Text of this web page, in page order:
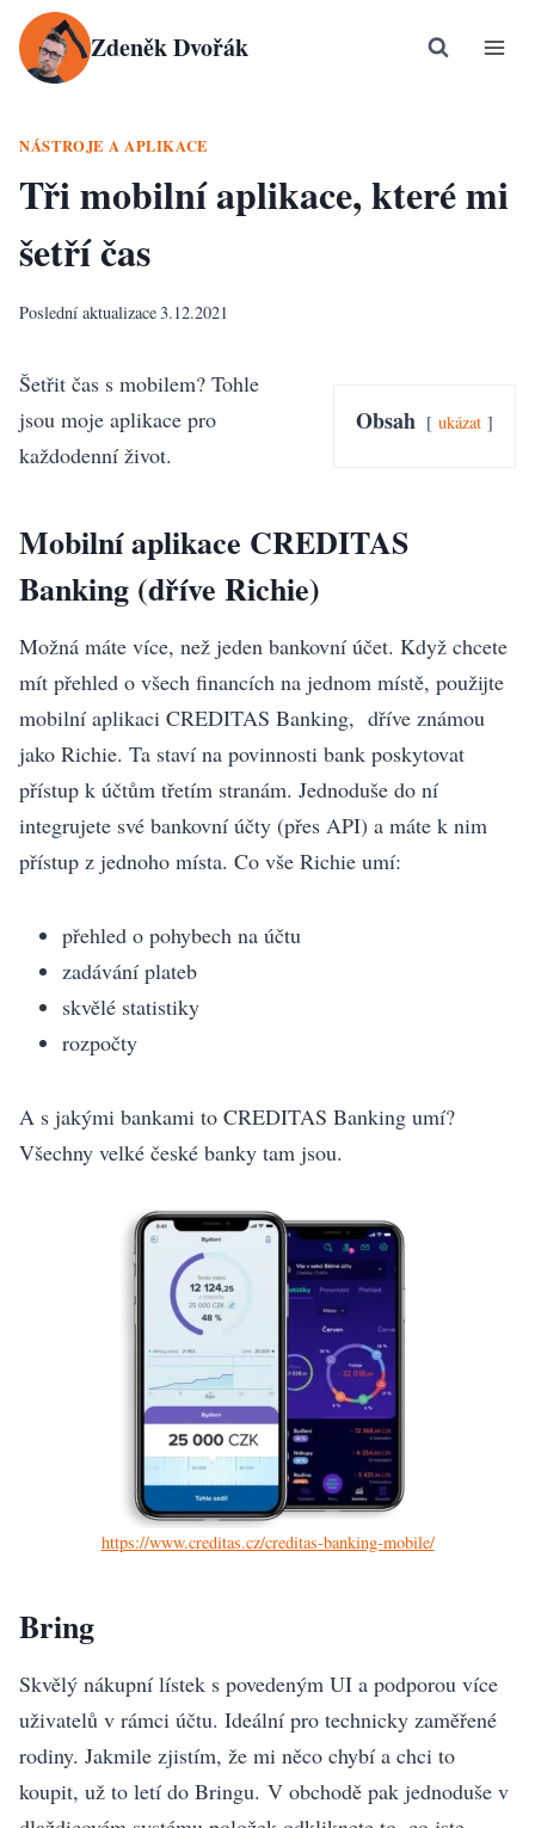
Přeskočit
obsah
Zdeněk Dvořák
NÁSTROJE A APLIKACE
Tři mobilní aplikace, které mi
šetří čas
Poslední aktualizace 3.12.2021
Obsah ukázat
Šetřit čas s mobilem? Tohle
jsou moje aplikace pro
každodenní život.
Mobilní aplikace CREDITAS
Banking (dříve Richie)
Možná máte více, než jeden bankovní účet. Když chcete
mít přehled o všech financích na jednom místě, použijte
mobilní aplikaci CREDITAS Banking, dříve známou
jako Richie. Ta staví na povinnosti bank poskytovat
přístup k účtům třetím stranám. Jednoduše do ní
integrujete své bankovní účty (přes API) a máte k nim
přístup z jednoho místa. Co vše Richie umí:
přehled o pohybech na účtu
zadávání plateb
skvělé statistiky
rozpočty
A s jakými bankami to CREDITAS Banking umí?
Všechny velké české banky tam jsou.
https://www.creditas.cz/creditas-banking-mobile/
Bring
Skvělý nákupní lístek s povedeným UI a podporou více
uživatelů v rámci účtu. Ideální pro technicky zaměřené
rodiny. Jakmile zjistím, že mi něco chybí a chci to
koupit, už to letí do Bringu. V obchodě pak jednoduše v